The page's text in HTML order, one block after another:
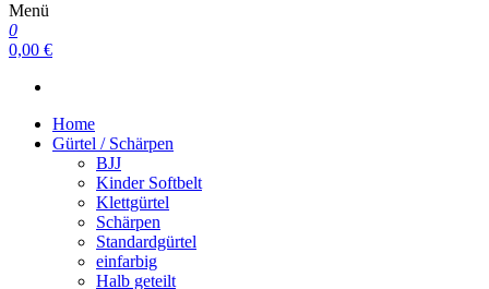
Menü
0
0,00 €
Home
Gürtel / Schärpen
BJJ
Kinder Softbelt
Klettgürtel
Schärpen
Standardgürtel
einfarbig
Halb geteilt